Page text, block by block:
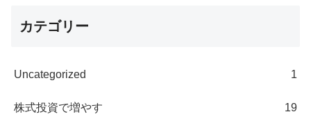
カテゴリー
Uncategorized 1
株式投資で増やす 19